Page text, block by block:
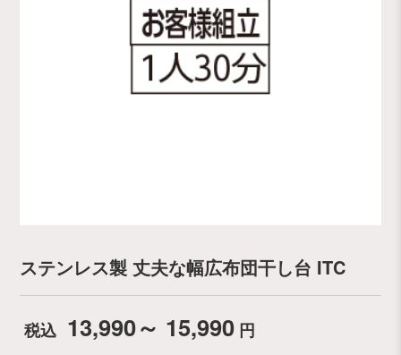
ステンレス製 丈夫な幅広布団干し台 ITC
税込 13,990～ 15,990 円